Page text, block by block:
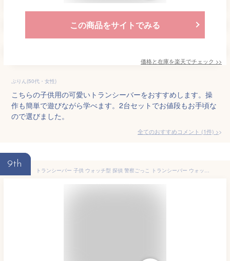
この商品をサイトでみる
価格と在庫を楽天でチェック >>
ぷりん(50代・女性)
こちらの子供用の可愛いトランシーバーをおすすめします。操
作も簡単で遊びながら学べます。2台セットでお値段もお手頃な
ので選びました。
全てのおすすめコメント (1件) >
9th
トランシーバー 子供 ウォッチ型 探偵 警察ごっこ トランシーバー ウォッチ型 子供用 多機能 時計 おもちゃ 通信範囲 スパイゲーム 子供